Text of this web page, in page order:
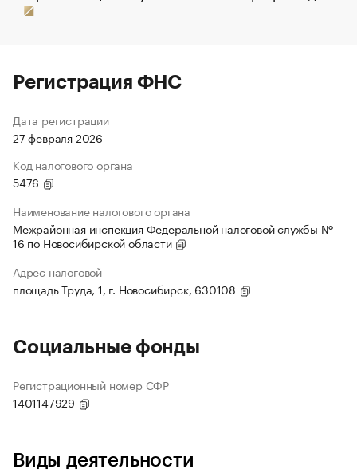
Регистрация ФНС
Дата регистрации
27 февраля 2026
Код налогового органа
5476
Наименование налогового органа
Межрайонная инспекция Федеральной налоговой службы №
16 по Новосибирской области
Адрес налоговой
площадь Труда, 1, г. Новосибирск, 630108
Социальные фонды
Регистрационный номер СФР
1401147929
Виды деятельности